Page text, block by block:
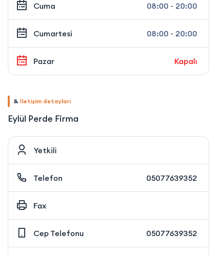
Cuma 08:00 - 20:00
Cumartesi 08:00 - 20:00
Pazar Kapalı
& İletişim detayları
Eylül Perde Firma
Yetkili
Telefon 05077639352
Fax
Cep Telefonu 05077639352